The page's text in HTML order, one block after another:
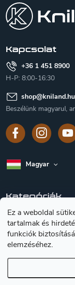
Ez a weboldal
tartalmak és
funkciók
elemzéséhez.
Kapcsolat
+36 1 451 8900
H-P: 8:00-16:30
shop@kniland.hu
Beszélünk magyarul,
Magyar
Kategóriák
A vásárlásról